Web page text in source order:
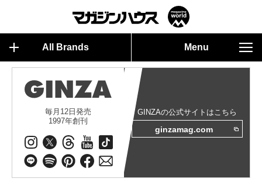
All Brands Menu
毎月12日発売
1997年創刊
GINZAの公式サイトはこちら
ginzamag.com